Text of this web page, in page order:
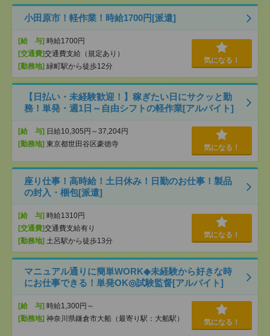
小田原市！軽作業！時給1700円[派遣]
[給 与] 時給1700円
[交通費]交通費支給（規定あり）
[勤務地] 緑町駅から徒歩12分
気になる！
【日払い・未経験歓迎！】稼ぎたい日にサクッと勤
務！単発・週1日～自由シフトの軽作業[アルバイト]
[給 与] 日給10,305円～37,204円
[勤務地] 東京都世田谷区豪徳寺 気になる！
座り仕事！高時給！土日休み！日勤のお仕事！製品
の封入・梱包[派遣]
[給 与] 時給1310円
[交通費]交通費支給有り
[勤務地] 土呂駅から徒歩13分
気になる！
マニュアル通りに簡単WORK◆未経験から好きな時
にお仕事できる！単発OK◎試験監督[アルバイト]
[給 与] 時給1,300円～
[勤務地] 神奈川県鎌倉市大船（最寄り駅：大船駅） 気になる！